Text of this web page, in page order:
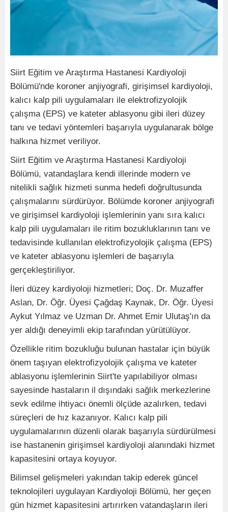
Siirt Eğitim ve Araştırma Hastanesi Kardiyoloji
Bölümü'nde koroner anjiyografi, girişimsel kardiyoloji,
kalıcı kalp pili uygulamaları ile elektrofizyolojik
çalışma (EPS) ve kateter ablasyonu gibi ileri düzey
tanı ve tedavi yöntemleri başarıyla uygulanarak bölge
halkına hizmet veriliyor.
Siirt Eğitim ve Araştırma Hastanesi Kardiyoloji
Bölümü, vatandaşlara kendi illerinde modern ve
nitelikli sağlık hizmeti sunma hedefi doğrultusunda
çalışmalarını sürdürüyor. Bölümde koroner anjiyografi
ve girişimsel kardiyoloji işlemlerinin yanı sıra kalıcı
kalp pili uygulamaları ile ritim bozukluklarının tanı ve
tedavisinde kullanılan elektrofizyolojik çalışma (EPS)
ve kateter ablasyonu işlemleri de başarıyla
gerçekleştiriliyor.
İleri düzey kardiyoloji hizmetleri; Doç. Dr. Muzaffer
Aslan, Dr. Öğr. Üyesi Çağdaş Kaynak, Dr. Öğr. Üyesi
Aykut Yılmaz ve Uzman Dr. Ahmet Emir Ulutaş'ın da
yer aldığı deneyimli ekip tarafından yürütülüyor.
Özellikle ritim bozukluğu bulunan hastalar için büyük
önem taşıyan elektrofizyolojik çalışma ve kateter
ablasyonu işlemlerinin Siirt'te yapılabiliyor olması
sayesinde hastaların il dışındaki sağlık merkezlerine
sevk edilme ihtiyacı önemli ölçüde azalırken, tedavi
süreçleri de hız kazanıyor. Kalıcı kalp pili
uygulamalarının düzenli olarak başarıyla sürdürülmesi
ise hastanenin girişimsel kardiyoloji alanındaki hizmet
kapasitesini ortaya koyuyor.
Bilimsel gelişmeleri yakından takip ederek güncel
teknolojileri uygulayan Kardiyoloji Bölümü, her geçen
gün hizmet kapasitesini artırırken vatandaşların ileri